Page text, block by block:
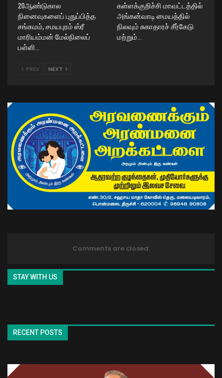
20ஆண்டுகால
நினைவுகளைப் புதுப்பித்த
சங்கமம், சமயபுரம் ஸ்ரீ
மாரியம்மன் மேல்நிலைப்
பள்ளி…
கள்ளக்குறிச்சி மாவட்டத்தில்
அங்கன்வாடி மையத்தில்
நிலவும் சுகாதாரச் சீர்கேடு
மற்றும்…
PREV NEXT
Comments are closed.
STAY WITH US
RECENT POSTS